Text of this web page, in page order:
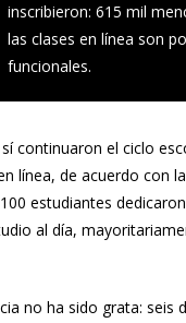
inscribieron: 615 mil
las clases en línea son
funcionales.
continuaron el ciclo
línea, de acuerdo con
estudiantes
al día,
no ha sido grata: seis